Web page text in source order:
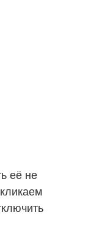
её не